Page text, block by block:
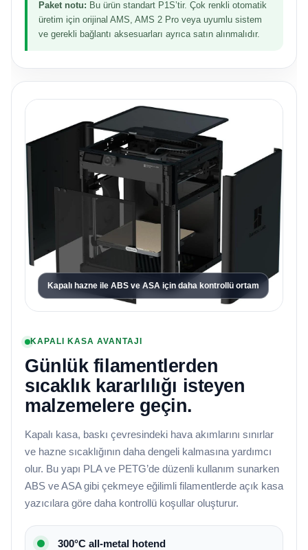
Paket notu: Bu ürün standart P1S’tir. Çok renkli otomatik
üretim için orijinal AMS, AMS 2 Pro veya uyumlu sistem
ve gerekli bağlantı aksesuarları ayrıca satın alınmalıdır.
Kapalı hazne ile ABS ve ASA için daha kontrollü ortam
KAPALI KASA AVANTAJI
Günlük filamentlerden
sıcaklık kararlılığı isteyen
malzemelere geçin.
Kapalı kasa, baskı çevresindeki hava akımlarını sınırlar
ve hazne sıcaklığının daha dengeli kalmasına yardımcı
olur. Bu yapı PLA ve PETG’de düzenli kullanım sunarken
ABS ve ASA gibi çekmeye eğilimli filamentlerde açık kasa
yazıcılara göre daha kontrollü koşullar oluşturur.
300°C all-metal hotend